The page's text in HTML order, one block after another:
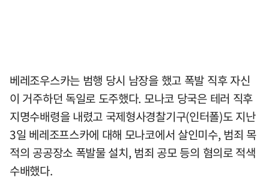
베레조우스카는 범행 당시 남장을 했고 폭발 직후 자신
이 거주하던 독일로 도주했다. 모나코 당국은 테러 직후
지명수배령을 내렸고 국제형사경찰기구(인터폴)도 지난
3일 베레조프스카에 대해 모나코에서 살인미수, 범죄 목
적의 공공장소 폭발물 설치, 범죄 공모 등의 혐의로 적색
수배했다.